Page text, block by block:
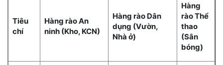
Tiêu
chí
Hàng rào An
ninh (Kho, KCN)
Hàng rào Dân
dụng (Vườn,
Nhà ở)
Hàng
rào Thể
thao
(Sân
bóng)